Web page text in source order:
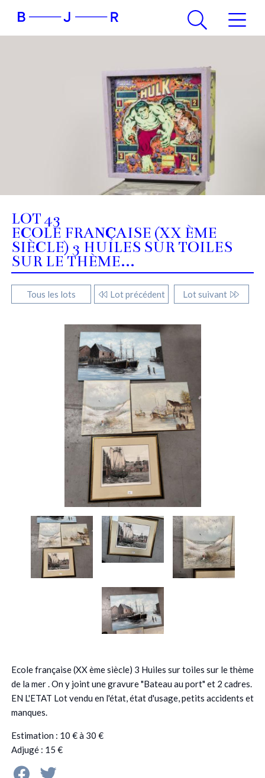
LOT 43
ECOLE FRANÇAISE (XX ÈME
SIÈCLE) 3 HUILES SUR TOILES
SUR LE THÈME...
Tous les lots Lot précédent Lot suivant
Ecole française (XX ème siècle) 3 Huiles sur toiles sur le thème
de la mer . On y joint une gravure "Bateau au port" et 2 cadres.
EN L'ETAT Lot vendu en l'état, état d'usage, petits accidents et
manques.
Estimation : 10 € à 30 €
Adjugé : 15 €